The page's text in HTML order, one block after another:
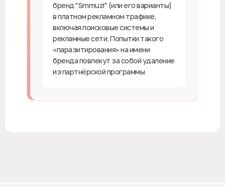
бренд "Smmuzi" (или его варианты)
в платном рекламном трафике,
включая поисковые системы и
рекламные сети. Попытки такого
«паразитирования» на имени
бренда повлекут за собой удаление
из партнёрской программы